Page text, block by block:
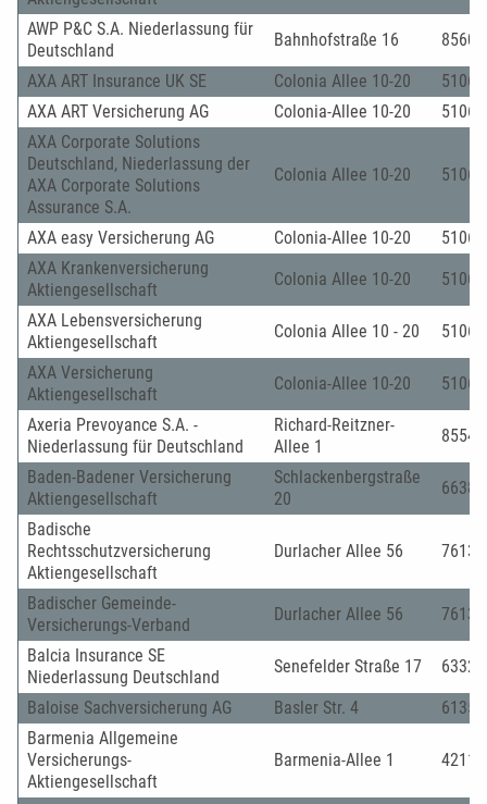
AWP P&C S.A. Niederlassung für
Deutschland
Bahnhofstraße 16
85609
AXA ART Insurance UK SE
Colonia Allee 10-20
51067
AXA ART Versicherung AG
Colonia-Allee 10-20
51067
AXA Corporate Solutions
Deutschland, Niederlassung der
AXA Corporate Solutions
Assurance S.A.
Colonia Allee 10-20 51067
AXA easy Versicherung AG Colonia-Allee 10-20
51067
AXA Krankenversicherung
Aktiengesellschaft
Colonia Allee 10-20
51067
AXA Lebensversicherung
Aktiengesellschaft
Colonia Allee 10 - 20
51067
AXA Versicherung
Aktiengesellschaft
Colonia-Allee 10-20
51067
Axeria Prevoyance S.A. -
Niederlassung für Deutschland
Richard-Reitzner-
Allee 1
85540
Baden-Badener Versicherung
Aktiengesellschaft
Schlackenbergstraße
20
66386
Badische
Rechtsschutzversicherung
Aktiengesellschaft
Durlacher Allee 56 76131
Badischer Gemeinde-
Versicherungs-Verband
Durlacher Allee 56
76131
Balcia Insurance SE
Niederlassung Deutschland
Senefelder Straße 17
63322
Baloise Sachversicherung AG
Basler Str. 4
61352
Barmenia Allgemeine
Versicherungs-
Aktiengesellschaft
Barmenia-Allee 1 42119